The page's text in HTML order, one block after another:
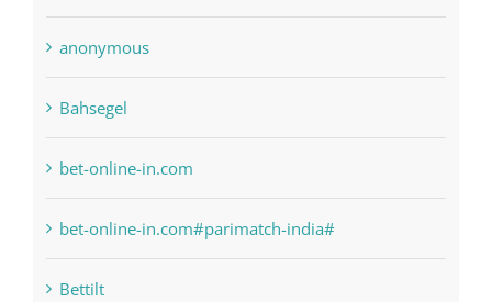
anonymous
Bahsegel
bet-online-in.com
bet-online-in.com#parimatch-india#
Bettilt